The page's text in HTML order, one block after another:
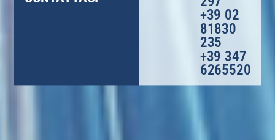
+39 02
81830
235
+39 347
6265520